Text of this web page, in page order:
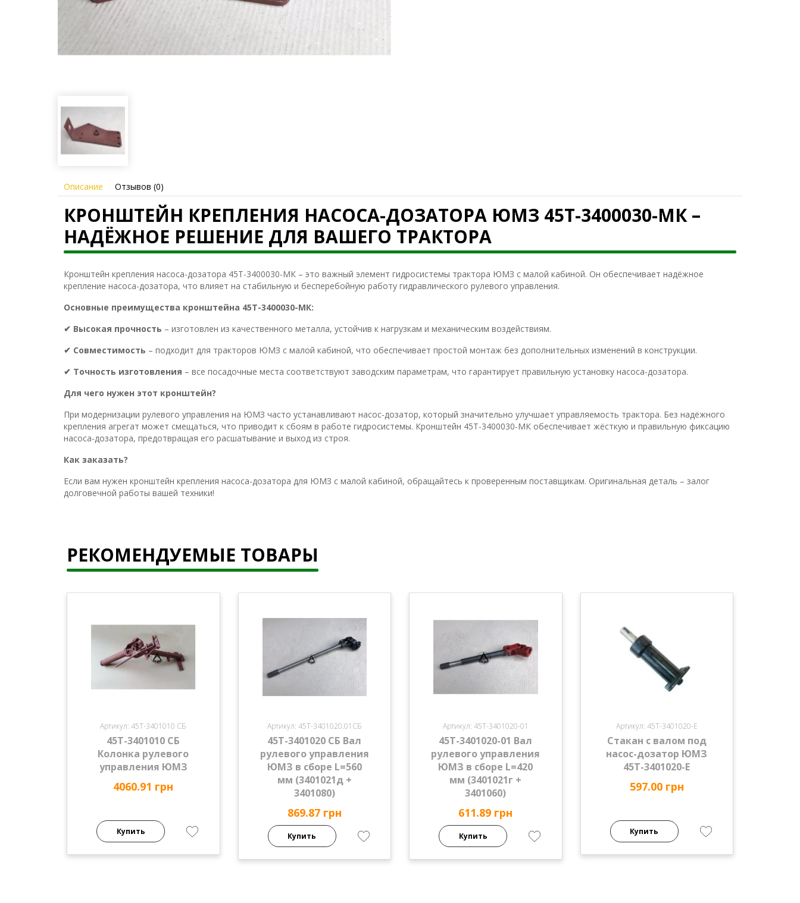
Описание Отзывов (0)
КРОНШТЕЙН КРЕПЛЕНИЯ НАСОСА-ДОЗАТОРА ЮМЗ 45Т-3400030-МК –
НАДЁЖНОЕ РЕШЕНИЕ ДЛЯ ВАШЕГО ТРАКТОРА
Кронштейн крепления насоса-дозатора 45Т-3400030-МК – это важный элемент гидросистемы трактора ЮМЗ с малой кабиной. Он обеспечивает надёжное
крепление насоса-дозатора, что влияет на стабильную и бесперебойную работу гидравлического рулевого управления.
Основные преимущества кронштейна 45Т-3400030-МК:
✔ Высокая прочность – изготовлен из качественного металла, устойчив к нагрузкам и механическим воздействиям.
✔ Совместимость – подходит для тракторов ЮМЗ с малой кабиной, что обеспечивает простой монтаж без дополнительных изменений в конструкции.
✔ Точность изготовления – все посадочные места соответствуют заводским параметрам, что гарантирует правильную установку насоса-дозатора.
Для чего нужен этот кронштейн?
При модернизации рулевого управления на ЮМЗ часто устанавливают насос-дозатор, который значительно улучшает управляемость трактора. Без надёжного
крепления агрегат может смещаться, что приводит к сбоям в работе гидросистемы. Кронштейн 45Т-3400030-МК обеспечивает жёсткую и правильную фиксацию
насоса-дозатора, предотвращая его расшатывание и выход из строя.
Как заказать?
Если вам нужен кронштейн крепления насоса-дозатора для ЮМЗ с малой кабиной, обращайтесь к проверенным поставщикам. Оригинальная деталь – залог
долговечной работы вашей техники!
РЕКОМЕНДУЕМЫЕ ТОВАРЫ
Артикул: 45Т-3401010 СБ
45Т-3401010 СБ
Колонка рулевого
управления ЮМЗ
4060.91 грн
Купить
Артикул: 45Т-3401020.01СБ
45Т-3401020 СБ Вал
рулевого управления
ЮМЗ в сборе L=560
мм (3401021д +
3401080)
869.87 грн
Купить
Артикул: 45Т-3401020-01
45Т-3401020-01 Вал
рулевого управления
ЮМЗ в сборе L=420
мм (3401021г +
3401060)
611.89 грн
Купить
Артикул: 45Т-3401020-Е
Стакан с валом под
насос-дозатор ЮМЗ
45Т-3401020-Е
597.00 грн
Купить